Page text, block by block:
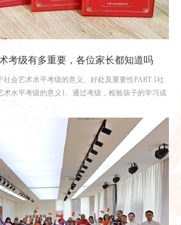
考级有多重要，各位家长都知道吗
社会艺术水平考级的意义、好处及重要性PART 1社
术水平考级的意义1、通过考级，检验孩子的学习成